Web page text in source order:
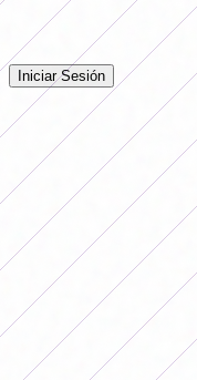
Iniciá sesión para
Iniciar Sesión
Todavía no hay
Publicidad